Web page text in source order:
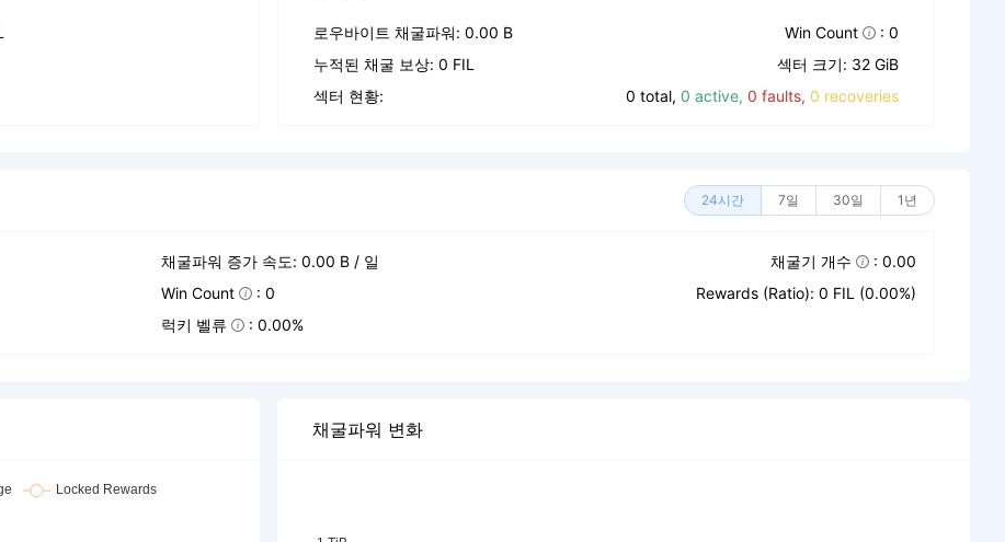
로우바이트 채굴파워: 0.00 B Win Count
: 0
누적된 채굴 보상: 0 FIL
섹터 크기: 32 GiB
섹터 현황:
0 total, 0 active, 0 faults, 0 recoveries
24시간 7일 30일 1년
채굴파워 증가 속도: 0.00 B / 일 채굴기 개수
: 0.00
Win Count : 0
Rewards (Ratio): 0 FIL (0.00%)
럭키 벨류 : 0.00%
채굴파워 변화